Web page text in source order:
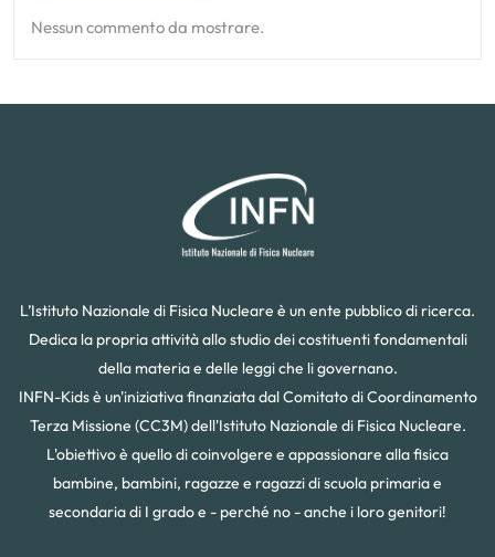
Nessun commento da mostrare.
L’Istituto Nazionale di Fisica Nucleare è un ente pubblico di ricerca.
Dedica la propria attività allo studio dei costituenti fondamentali
della materia e delle leggi che li governano.
INFN-Kids è un'iniziativa finanziata dal Comitato di Coordinamento
Terza Missione (CC3M) dell'Istituto Nazionale di Fisica Nucleare.
L'obiettivo è quello di coinvolgere e appassionare alla fisica
bambine, bambini, ragazze e ragazzi di scuola primaria e
secondaria di I grado e - perché no - anche i loro genitori!